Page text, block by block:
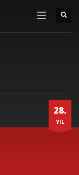
28.
YIL